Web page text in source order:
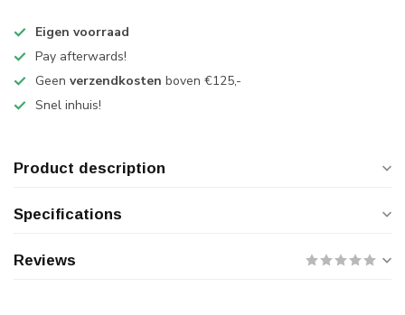
Eigen voorraad
Pay afterwards!
Geen verzendkosten boven €125,-
Snel inhuis!
Product description
Specifications
Reviews